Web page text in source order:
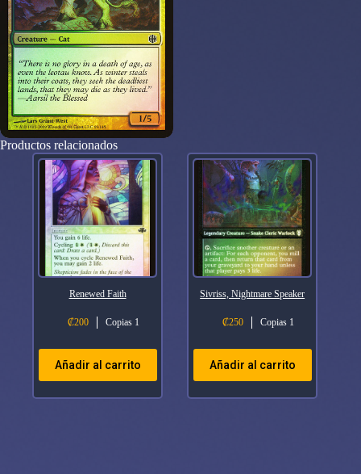
Productos relacionados
Renewed Faith
₡200 Copias 1
Añadir al carrito
Sivriss, Nightmare Speaker
₡250 Copias 1
Añadir al carrito